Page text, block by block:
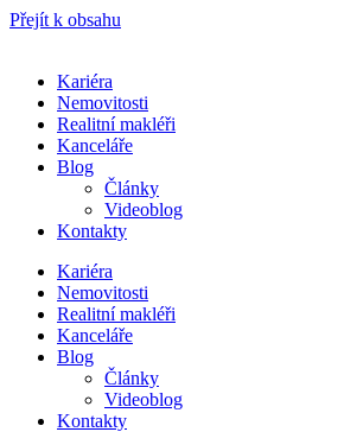
Přejít k obsahu
Kariéra
Nemovitosti
Realitní makléři
Kanceláře
Blog
Články
Videoblog
Kontakty
Kariéra
Nemovitosti
Realitní makléři
Kanceláře
Blog
Články
Videoblog
Kontakty